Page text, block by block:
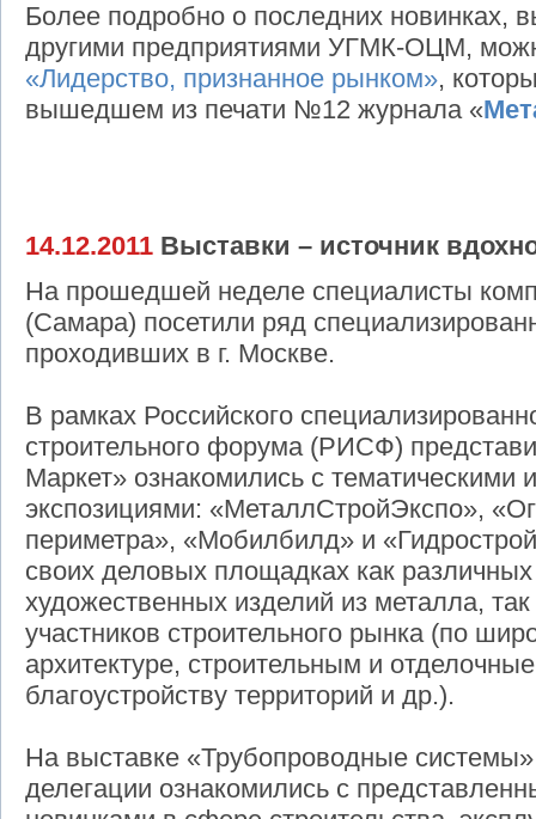
Более подробно о последних
другими предприятиями УГМК-ОЦМ,
«Лидерство, признанное рынком»,
вышедшем из печати №12 журнала «
14.12.2011 Выставки – источник
На прошедшей неделе специалисты
(Самара) посетили ряд
проходивших в г. Москве.
В рамках Российского
строительного форума (РИСФ)
Маркет» ознакомились с тематическими
экспозициями: «МеталлСтройЭкспо»,
периметра», «Мобилбилд» и
своих деловых площадках как
художественных изделий из металла,
участников строительного рынка (по
архитектуре, строительным и
благоустройству территорий и др.).
На выставке «Трубопроводные системы»
делегации ознакомились с